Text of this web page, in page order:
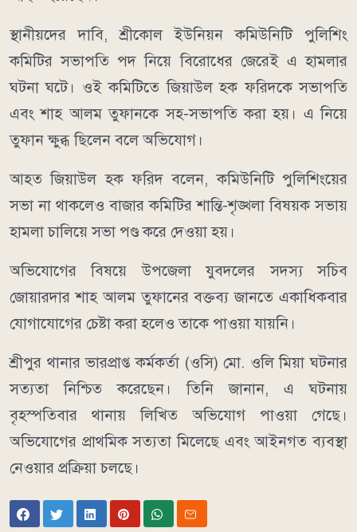
স্থানীয়দের দাবি, শ্রীকোল ইউনিয়ন কমিউনিটি পুলিশিং
কমিটির সভাপতি পদ নিয়ে বিরোধের জেরেই এ হামলার
ঘটনা ঘটে। ওই কমিটিতে জিয়াউল হক ফরিদকে সভাপতি
এবং শাহ আলম তুফানকে সহ-সভাপতি করা হয়। এ নিয়ে
তুফান ক্ষুব্ধ ছিলেন বলে অভিযোগ।
আহত জিয়াউল হক ফরিদ বলেন, কমিউনিটি পুলিশিংয়ের
সভা না থাকলেও বাজার কমিটির শান্তি-শৃঙ্খলা বিষয়ক সভায়
হামলা চালিয়ে সভা পণ্ড করে দেওয়া হয়।
অভিযোগের বিষয়ে উপজেলা যুবদলের সদস্য সচিব
জোয়ারদার শাহ আলম তুফানের বক্তব্য জানতে একাধিকবার
যোগাযোগের চেষ্টা করা হলেও তাকে পাওয়া যায়নি।
শ্রীপুর থানার ভারপ্রাপ্ত কর্মকর্তা (ওসি) মো. ওলি মিয়া ঘটনার
সত্যতা নিশ্চিত করেছেন। তিনি জানান, এ ঘটনায়
বৃহস্পতিবার থানায় লিখিত অভিযোগ পাওয়া গেছে।
অভিযোগের প্রাথমিক সত্যতা মিলেছে এবং আইনগত ব্যবস্থা
নেওয়ার প্রক্রিয়া চলছে।